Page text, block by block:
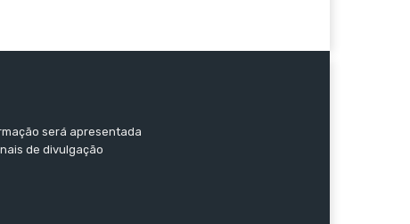
será apresentada
de divulgação